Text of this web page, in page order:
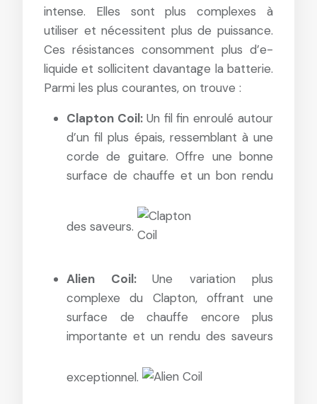
intense. Elles sont plus complexes à
utiliser et nécessitent plus de puissance.
Ces résistances consomment plus d’e-
liquide et sollicitent davantage la batterie.
Parmi les plus courantes, on trouve :
Clapton Coil: Un fil fin enroulé autour
d’un fil plus épais, ressemblant à une
corde de guitare. Offre une bonne
surface de chauffe et un bon rendu
des saveurs.
Alien Coil: Une variation plus
complexe du Clapton, offrant une
surface de chauffe encore plus
importante et un rendu des saveurs
exceptionnel.